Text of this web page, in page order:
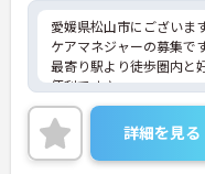
愛媛県松山市にございま
ケアマネジャーの募集で
最寄り駅より徒歩圏内と
便利です♪
育児休暇制度があります
じて長くお仕事を続けて
ご興味のある方は、マイ
せください。
詳細を見る